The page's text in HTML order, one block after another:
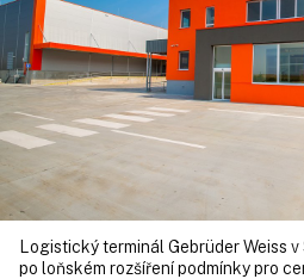
Logistický terminál Gebrüder Weiss
po loňském rozšíření podmínky pro